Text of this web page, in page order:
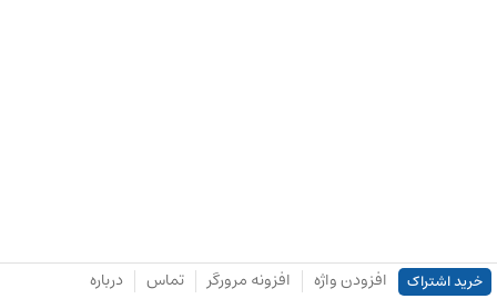
خرید اشتراک افزودن واژه افزونه مرورگر تماس درباره